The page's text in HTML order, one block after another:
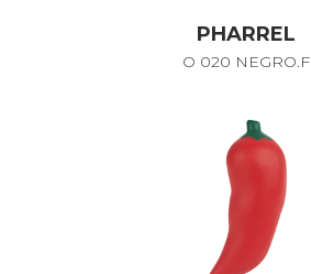
PHARREL
O 020 NEGRO.F